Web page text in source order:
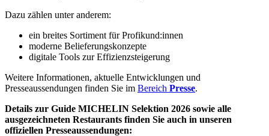
Dazu zählen unter anderem:
ein breites Sortiment für Profikund:innen
moderne Belieferungskonzepte
digitale Tools zur Effizienzsteigerung
Weitere Informationen, aktuelle Entwicklungen und
Presseaussendungen finden Sie im Bereich Presse.
Details zur Guide MICHELIN Selektion 2026 sowie alle
ausgezeichneten Restaurants finden Sie auch in unseren
offiziellen Presseaussendungen: